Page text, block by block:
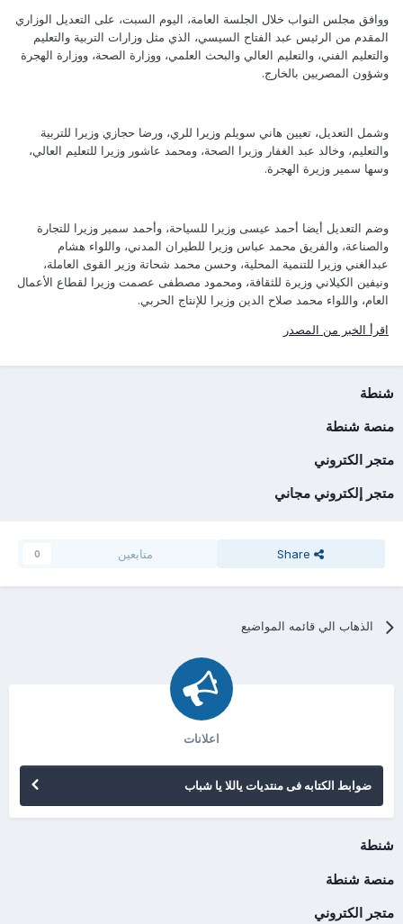
ووافق مجلس النواب خلال الجلسة العامة، اليوم السبت، على التعديل الوزاري
المقدم من الرئيس عبد الفتاح السيسي، الذي مثل وزارات التربية والتعليم
والتعليم الفني، والتعليم العالي والبحث العلمي، ووزارة الصحة، ووزارة الهجرة
وشؤون المصريين بالخارج.
وشمل التعديل، تعيين هاني سويلم وزيرا للري، ورضا حجازي وزيرا للتربية
والتعليم، وخالد عبد الغفار وزيرا الصحة، ومحمد عاشور وزيرا للتعليم العالي،
وسها سمير وزيرة الهجرة.
وضم التعديل أيضا أحمد عيسى وزيرا للسياحة، وأحمد سمير وزيرا للتجارة
والصناعة، والفريق محمد عباس وزيرا للطيران المدني، واللواء هشام
عبدالغني وزيرا للتنمية المحلية، وحسن محمد شحاتة وزير القوى العاملة،
ونيفين الكيلاني وزيرة للثقافة، ومحمود مصطفى عصمت وزيرا لقطاع الأعمال
العام، واللواء محمد صلاح الدين وزيرا للإنتاج الحربي.
اقرأ الخبر من المصدر
شنطة
منصة شنطة
متجر الكتروني
متجر إلكتروني مجاني
Share متابعين 0
الذهاب الي قائمه المواضيع
اعلانات
ضوابط الكتابه فى منتديات ياللا يا شباب
شنطة
منصة شنطة
متجر الكتروني